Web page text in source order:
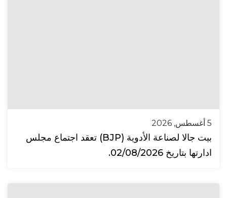
5 أغسطس, 2026
بيت جالا لصناعة الأدوية (BJP) تعقد اجتماع مجلس
ادارتها بتاريخ 02/08/2026.